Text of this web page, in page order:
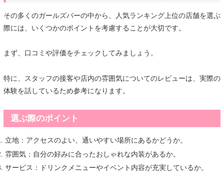
その多くのガールズバーの中から、人気ランキング上位の店舗を選ぶ
際には、いくつかのポイントを考慮することが大切です。
まず、口コミや評価をチェックしてみましょう。
特に、スタッフの接客や店内の雰囲気についてのレビューは、実際の
体験を話しているため参考になります。
選ぶ際のポイント
立地：アクセスのよい、通いやすい場所にあるかどうか。
雰囲気：自分の好みに合ったおしゃれな内装があるか。
サービス：ドリンクメニューやイベント内容が充実しているか。